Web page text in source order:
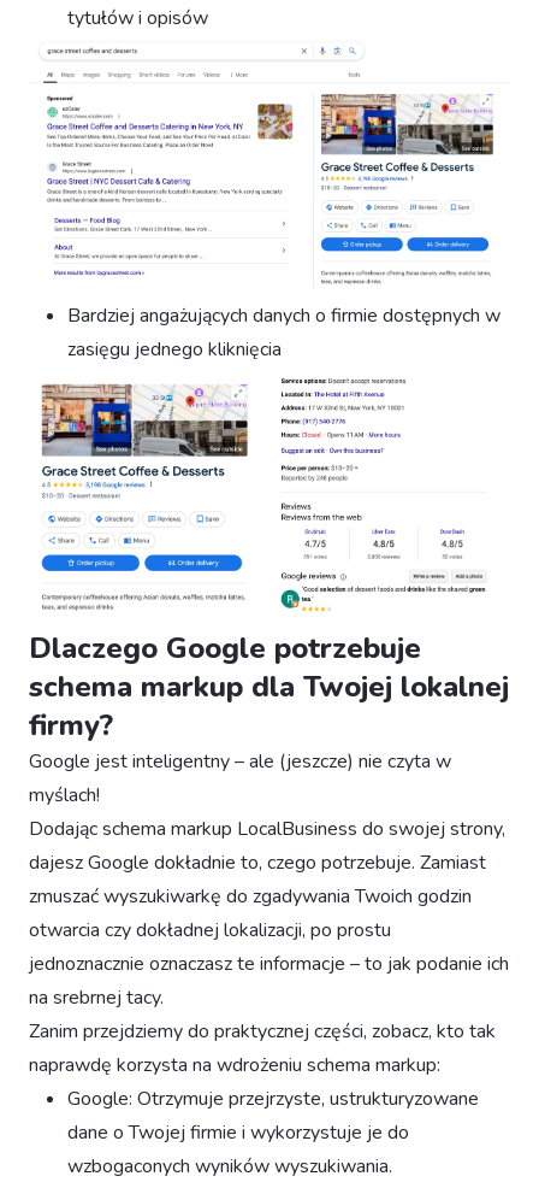
tytułów i opisów
Bardziej angażujących danych o firmie dostępnych w
zasięgu jednego kliknięcia
Dlaczego Google potrzebuje
schema markup dla Twojej lokalnej
firmy?
Google jest inteligentny – ale (jeszcze) nie czyta w
myślach!
Dodając schema markup LocalBusiness do swojej strony,
dajesz Google dokładnie to, czego potrzebuje. Zamiast
zmuszać wyszukiwarkę do zgadywania Twoich godzin
otwarcia czy dokładnej lokalizacji, po prostu
jednoznacznie oznaczasz te informacje – to jak podanie ich
na srebrnej tacy.
Zanim przejdziemy do praktycznej części, zobacz, kto tak
naprawdę korzysta na wdrożeniu schema markup:
Google: Otrzymuje przejrzyste, ustrukturyzowane
dane o Twojej firmie i wykorzystuje je do
wzbogaconych wyników wyszukiwania.